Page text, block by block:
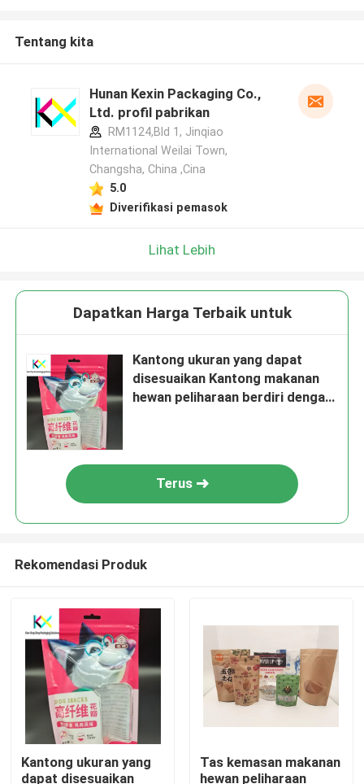
Rumah
Tentang kita
Hunan Kexin Packaging Co.,
Ltd. profil pabrikan
RM1124,Bld 1, Jinqiao
International Weilai Town,
Changsha, China ,Cina
5.0
Diverifikasi pemasok
Lihat Lebih
Dapatkan Harga Terbaik untuk
Kantong ukuran yang dapat
disesuaikan Kantong makanan
hewan peliharaan berdiri dengan
Terus
Rekomendasi Produk
Kantong ukuran yang
dapat disesuaikan
Tas kemasan makanan
hewan peliharaan